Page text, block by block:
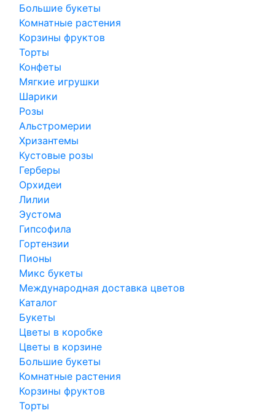
Большие букеты
Комнатные растения
Корзины фруктов
Торты
Конфеты
Мягкие игрушки
Шарики
Розы
Альстромерии
Хризантемы
Кустовые розы
Герберы
Орхидеи
Лилии
Эустома
Гипсофила
Гортензии
Пионы
Микс букеты
Международная доставка цветов
Каталог
Букеты
Цветы в коробке
Цветы в корзине
Большие букеты
Комнатные растения
Корзины фруктов
Торты